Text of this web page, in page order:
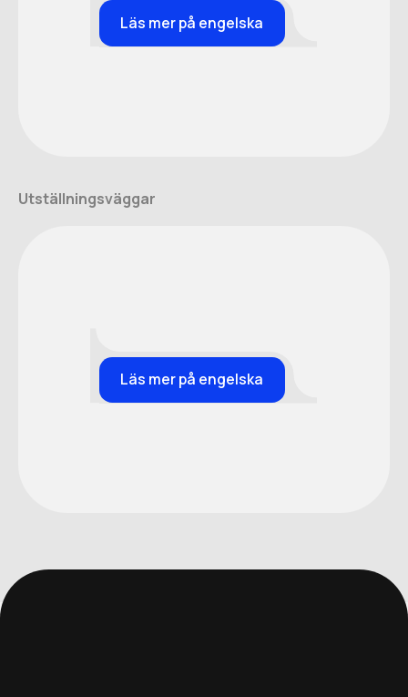
Läs mer på engelska
Utställningsväggar
Läs mer på engelska